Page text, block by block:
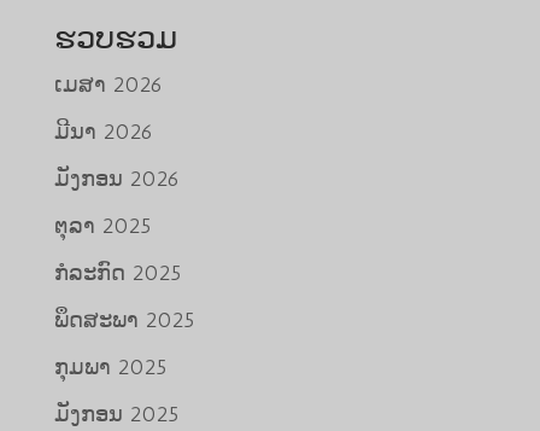
ຮວບຮວມ
ເມສາ 2026
ມີນາ 2026
ມັງກອນ 2026
ຕຸລາ 2025
ກໍລະກົດ 2025
ພຶດສະພາ 2025
ກຸມພາ 2025
ມັງກອນ 2025